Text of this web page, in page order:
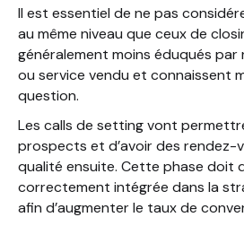
Il est essentiel de ne pas
au même niveau que ceux de
généralement moins éduqués
ou service vendu et connaissent
question.
Les calls de setting vont
prospects et d’avoir des rendez-
qualité ensuite. Cette phase doit
correctement intégrée dans la
afin d’augmenter le taux de